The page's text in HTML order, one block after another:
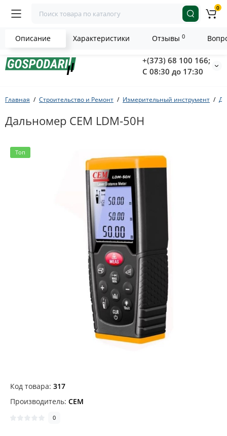
+(373) 68 100 166;
С 08:30 до 17:30
0
Главная Строительство и Ремонт Измерительный инструмент
Дальномер CEM LDM-50H
Топ
Код товара: 317
Производитель: CEM
0
Описание Характеристики Отзывы 0